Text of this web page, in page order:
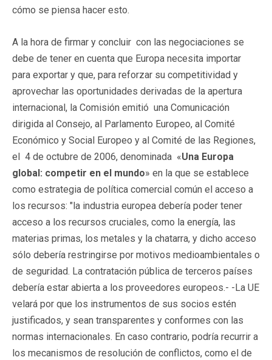
cómo se piensa hacer esto.
A la hora de firmar y concluir con las negociaciones se
debe de tener en cuenta que Europa necesita importar
para exportar y que, para reforzar su competitividad y
aprovechar las oportunidades derivadas de la apertura
internacional, la Comisión emitió una Comunicación
dirigida al Consejo, al Parlamento Europeo, al Comité
Económico y Social Europeo y al Comité de las Regiones,
el 4 de octubre de 2006, denominada «Una Europa
global: competir en el mundo» en la que se establece
como estrategia de política comercial común el acceso a
los recursos: "la industria europea debería poder tener
acceso a los recursos cruciales, como la energía, las
materias primas, los metales y la chatarra, y dicho acceso
sólo debería restringirse por motivos medioambientales o
de seguridad. La contratación pública de terceros países
debería estar abierta a los proveedores europeos.- -La UE
velará por que los instrumentos de sus socios estén
justificados, y sean transparentes y conformes con las
normas internacionales. En caso contrario, podría recurrir a
los mecanismos de resolución de conflictos, como el de